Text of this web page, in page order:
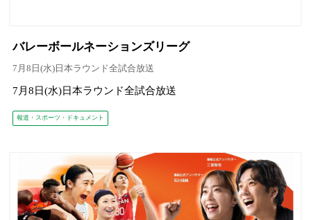
バレーボールネーションズリーグ
7月8日(水)日本ラウンド全試合放送
7月8日(水)日本ラウンド全試合放送
報道・スポーツ・ドキュメント